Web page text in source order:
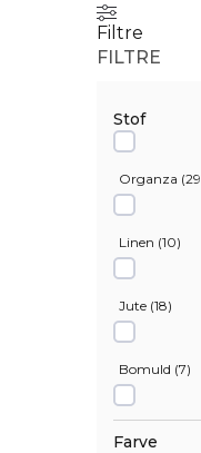
Filtre
FILTRE
Stof
Organza (29
Linen (10)
Jute (18)
Bomuld (7)
Satin
Farve